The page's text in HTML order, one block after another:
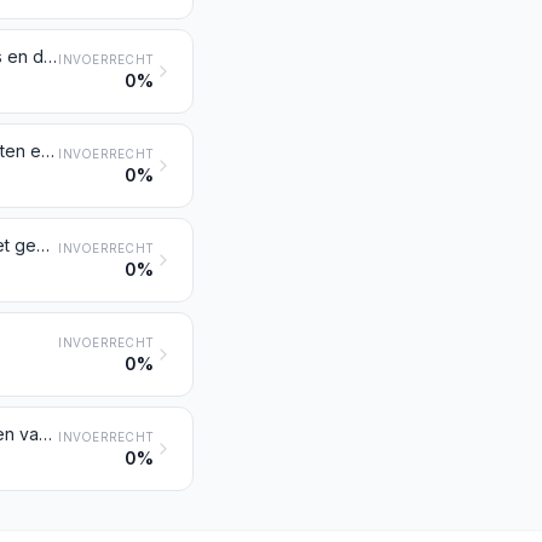
Toerentellers, productietellers, taximeters, kilometertellers, schredentellers en dergelijke; snelheidsmeters en tachometers, andere dan die bedoeld bij de posten 9014 en 9015; stroboscopen INVOERRECHT
0%
Oscilloscopen, spectrumanalysetoestellen en andere instrumenten, apparaten en toestellen voor het meten of het verifiëren van elektrische grootheden, andere dan meters van post 9028; meet- en detectietoestellen en -instrumenten voor alfa-, bèta- en gammastralen, röntgenstralen, kosmische stralen en andere ioniserende stralen INVOERRECHT
0%
Meet- of verificatie-instrumenten, -apparaten, -toestellen en -machines, niet genoemd of niet begrepen onder andere posten van dit hoofdstuk; profielprojectietoestellen INVOERRECHT
0%
INVOERRECHT
0%
Delen en toebehoren (niet genoemd of niet begrepen onder andere posten van dit hoofdstuk) van machines, apparaten, toestellen, instrumenten of artikelen bedoeld bij dit hoofdstuk INVOERRECHT
0%